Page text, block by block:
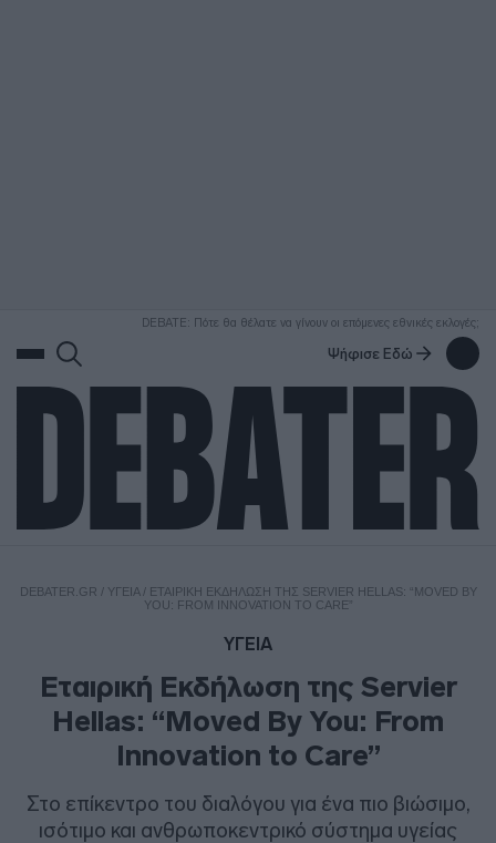
DEBATE: Πότε θα θέλατε να γίνουν οι επόμενες εθνικές εκλογές;
Ψήφισε Εδώ
DEBATER.GR / ΥΓΕΙΑ/ ΕΤΑΙΡΙΚΉ ΕΚΔΉΛΩΣΗ ΤΗΣ SERVIER HELLAS: “MOVED BY
YOU: FROM INNOVATION TO CARE”
ΥΓΕΙΑ
Εταιρική Εκδήλωση της Servier
Hellas: “Moved By You: From
Innovation to Care”
Στο επίκεντρο του διαλόγου για ένα πιο βιώσιμο,
ισότιμο και ανθρωποκεντρικό σύστημα υγείας